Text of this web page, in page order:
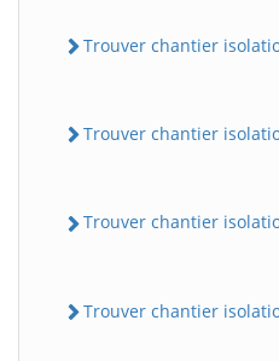
Trouver chantier
Trouver chantier
Trouver chantier
Trouver chantier